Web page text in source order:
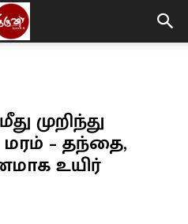
முறிந்து
– தந்தை,
உயிர்